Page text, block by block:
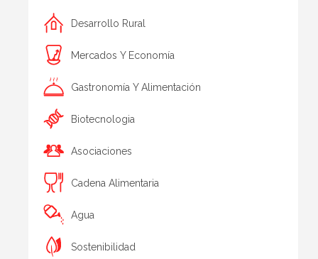
Desarrollo Rural
Mercados Y Economía
Gastronomía Y Alimentación
Biotecnologia
Asociaciones
Cadena Alimentaria
Agua
Sostenibilidad